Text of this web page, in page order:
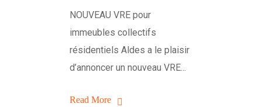
NOUVEAU VRE pour
immeubles collectifs
résidentiels Aldes a le plaisir
d’annoncer un nouveau VRE...
Read More